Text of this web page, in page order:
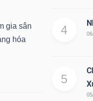
gia sân
hóa
4
5